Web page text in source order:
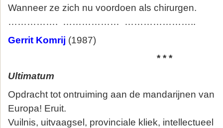
Wanneer ze zich nu voordoen als chirurgen.
……………. ……………… …………………..
Gerrit Komrij (1987)
* * *
Ultimatum
Opdracht tot ontruiming aan de mandarijnen van
Europa! Eruit.
Vuilnis, uitvaagsel, provinciale kliek, intellectueel